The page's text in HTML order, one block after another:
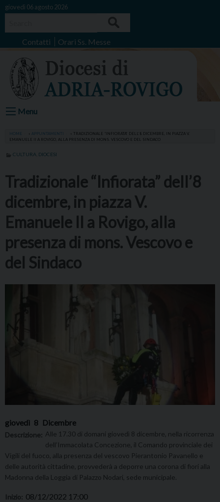
Skip
giovedì 06 agosto 2026
Contatti Orari Ss. Messe
Menu
HOME APPUNTAMENTI
TRADIZIONALE “INFIORATA” DELL’8 DICEMBRE, IN PIAZZA V.
EMANUELE II A ROVIGO, ALLA PRESENZA DI MONS. VESCOVO E DEL SINDACO
CULTURA DIOCESI
Tradizionale “Infiorata” dell’8
dicembre, in piazza V.
Emanuele II a Rovigo, alla
presenza di mons. Vescovo e
del Sindaco
giovedì 8 Dicembre
Descrizione: Alle 17.30 di domani giovedì 8 dicembre, nella ricorrenza
dell’Immacolata Concezione, il Comando provinciale dei
Vigili del fuoco, alla presenza del vescovo Pierantonio Pavanello e
delle autorità cittadine, provvederà a deporre una corona di fiori alla
Madonna della Loggia di Palazzo Nodari, sede municipale.
Inizio: 08/12/2022 17:00